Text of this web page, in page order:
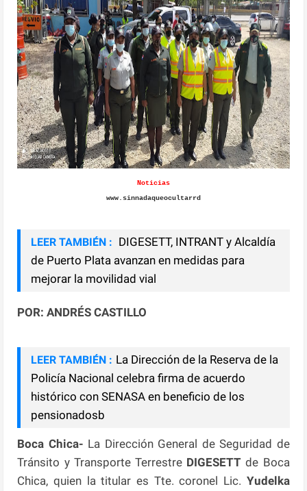
Noticias
www.sinnadaqueocultarrd
LEER TAMBIÉN : DIGESETT, INTRANT y Alcaldía
de Puerto Plata avanzan en medidas para
mejorar la movilidad vial
POR: ANDRÉS CASTILLO
LEER TAMBIÉN : La Dirección de la Reserva de la
Policía Nacional celebra firma de acuerdo
histórico con SENASA en beneficio de los
pensionadosb
Boca Chica- La Dirección General de Seguridad de
Tránsito y Transporte Terrestre DIGESETT de Boca
Chica, quien la titular es Tte. coronel Lic. Yudelka